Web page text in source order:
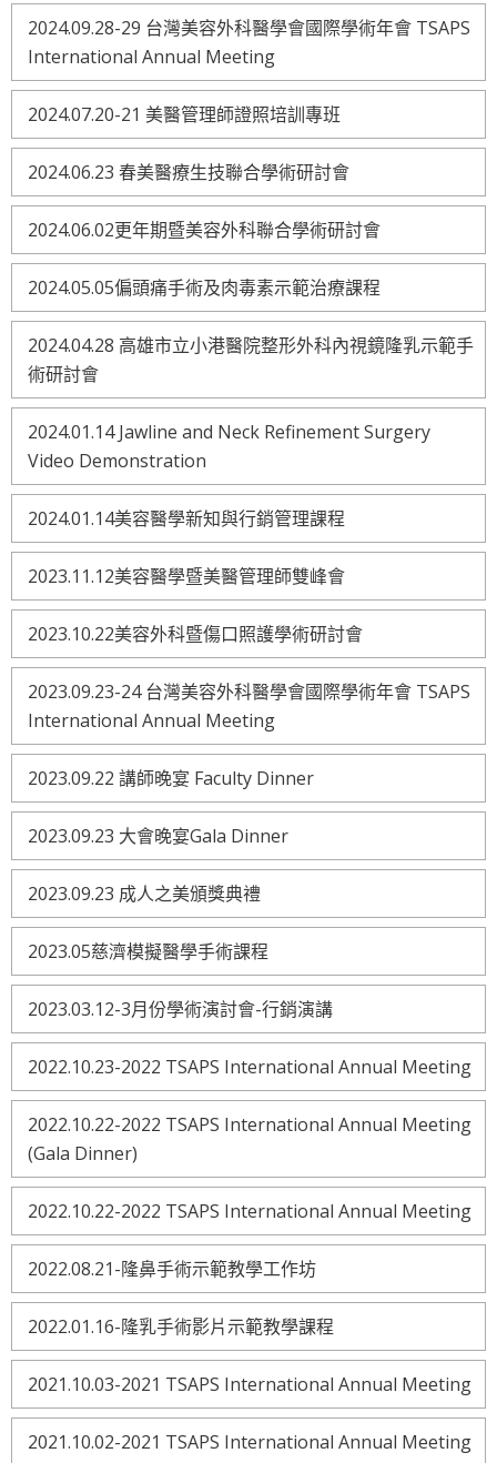
2024.09.28-29 台灣美容外科醫學會國際學術年會 TSAPS
International Annual Meeting
2024.07.20-21 美醫管理師證照培訓專班
2024.06.23 春美醫療生技聯合學術研討會
2024.06.02更年期暨美容外科聯合學術研討會
2024.05.05偏頭痛手術及肉毒素示範治療課程
2024.04.28 高雄市立小港醫院整形外科內視鏡隆乳示範手
術研討會
2024.01.14 Jawline and Neck Refinement Surgery
Video Demonstration
2024.01.14美容醫學新知與行銷管理課程
2023.11.12美容醫學暨美醫管理師雙峰會
2023.10.22美容外科暨傷口照護學術研討會
2023.09.23-24 台灣美容外科醫學會國際學術年會 TSAPS
International Annual Meeting
2023.09.22 講師晚宴 Faculty Dinner
2023.09.23 大會晚宴Gala Dinner
2023.09.23 成人之美頒獎典禮
2023.05慈濟模擬醫學手術課程
2023.03.12-3月份學術演討會-行銷演講
2022.10.23-2022 TSAPS International Annual Meeting
2022.10.22-2022 TSAPS International Annual Meeting
(Gala Dinner)
2022.10.22-2022 TSAPS International Annual Meeting
2022.08.21-隆鼻手術示範教學工作坊
2022.01.16-隆乳手術影片示範教學課程
2021.10.03-2021 TSAPS International Annual Meeting
2021.10.02-2021 TSAPS International Annual Meeting